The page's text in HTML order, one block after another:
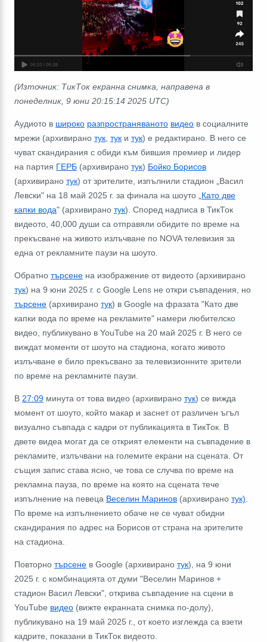
(Източник: ТикТок екранна снимка, направена в
понеделник, 9 юни 20:15:14 2025 UTC)
Аудиото в широко разпространяваното видео в социалните
мрежи (архивирано тук, тук и тук) е редактирано. В него се
чуват скандирания с обиди към бившия премиер и лидер
на партия ГЕРБ (архивирано тук) Бойко Борисов
(архивирано тук) от зрителите, изпълнили стадион „Васил
Левски" на 18 май 2025 г. за финала на шоуто „Като две
капки вода" (архивирано тук). Според надписа в ТикТок
видеото, 40,000 души са отправяли обидите по време на
прекъсване на живото излъчване по NOVA телевизия за
една от рекламните паузи на шоуто.
Обратно търсене на изoбражение от видеото (архивирано
тук) на 9 юни 2025 г. с Google Lens не откри съвпадения, но
търсене (архивирано тук) в Google на фразата "Като две
капки вода по време на рекламите" намери любителско
видео, публикувано в YouTube на 20 май 2025 г. В него се
виждат моменти от шоуто на стадиона, когато живото
излъчване е било прекъсвано за телевизионните зрители
по време на рекламните паузи.
В 27:09 минута от това видео (архивирано тук) се вижда
момент от шоуто, който макар и заснет от различен ъгъл
визуално съвпада с кадри от публикацията в ТикТок. В
двете видеа могат да се открият елементи на съвпадение в
рекламите, излъчвани на големите екрани на сцената. От
същия запис става ясно, че това се случва по време на
рекламна пауза, по време на която на сцената тече
изпълнение на певеца Веселин Маринов (архивирано тук).
По време на изпълнението обаче не се чуват обидни
скандирания по адрес на Борисов от страна на зрителите
на стадиона.
Повторно търсене в Google (архивирано тук), на 9 юни
2025 г. с комбинацията от думи "Веселин Маринов +
стадион Васил Левски", открива съвпадение на сцени в
YouTube видео (вижте екранната снимка по-долу),
публикувано на 19 май 2025 г., от което изглежда са взети
кадрите, показани в ТикТок видеото.